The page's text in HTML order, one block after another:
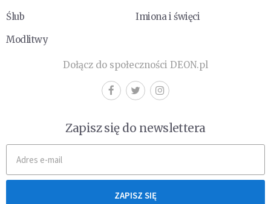
Ślub
Imiona i święci
Modlitwy
Dołącz do społeczności DEON.pl
Zapisz się do newslettera
ZAPISZ SIĘ